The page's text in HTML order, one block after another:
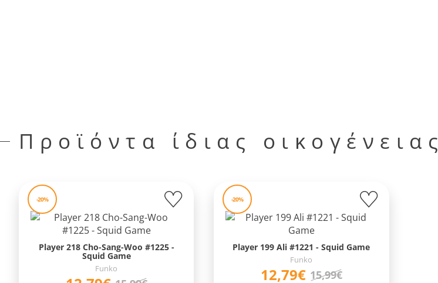
Προϊόντα ίδιας οικογένειας
-20%
Player 218 Cho-Sang-Woo #1225 -
Squid Game
Funko
-20%
Player 199 Ali #1221 - Squid Game
Funko
12,79€ 15,99€